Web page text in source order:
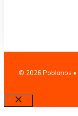
© 2026 Poblanos
Cerrar